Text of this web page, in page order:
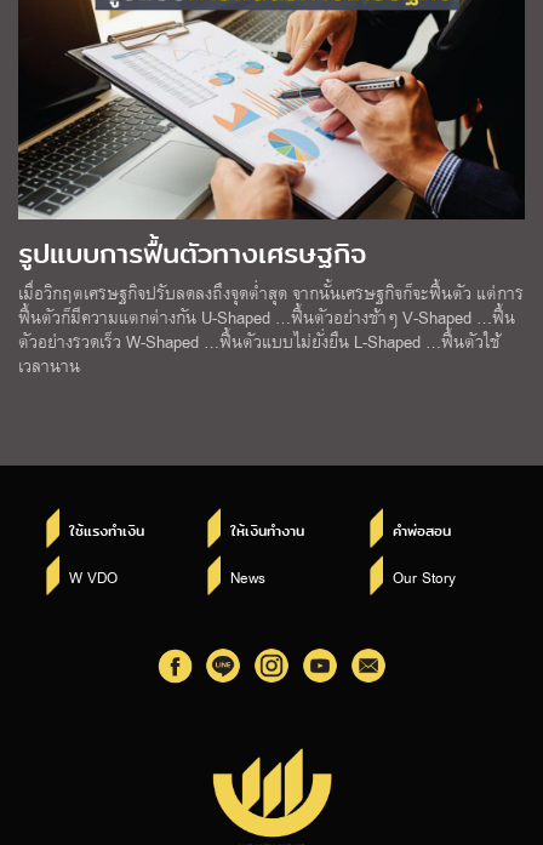
รูปแบบการฟื้นตัวทางเศรษฐกิจ
เมื่อวิกฤตเศรษฐกิจปรับลดลงถึงจุดต่ำสุด จากนั้นเศรษฐกิจก็จะฟื้นตัว แต่การ
ฟื้นตัวก็มีความแตกต่างกัน U-Shaped …ฟื้นตัวอย่างช้าๆ V-Shaped …ฟื้น
ตัวอย่างรวดเร็ว W-Shaped …ฟื้นตัวแบบไม่ยั่งยืน L-Shaped …ฟื้นตัวใช้
เวลานาน
ใช้แรงทำเงิน ให้เงินทำงาน คำพ่อสอน
W VDO News Our Story